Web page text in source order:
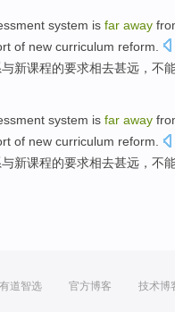
system is far away
of new curriculum reform.
与新课程的要求相去甚远， 不
system is far away
of new curriculum reform.
与新课程的要求相去甚远， 不
有道智选 官方博客 技术博